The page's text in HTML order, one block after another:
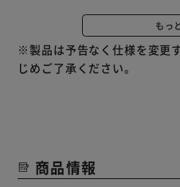
上段：500mLペットボトル
下段：食パン・冷凍うどん
深型ケース：箱アイスやロッ
4．浅型トレー×2
もっ
※製品は予告なく仕様を変更
じめご了承ください。
商品情報